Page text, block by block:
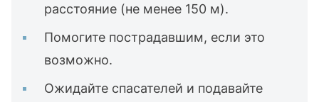
расстояние (не менее 150 м).
Помогите пострадавшим, если это
возможно.
Ожидайте спасателей и подавайте